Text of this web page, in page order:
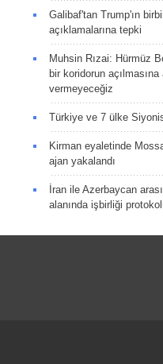
Galibaf'tan Trump'ın
açıklamalarına tepki
Muhsin Rızai: Hürmüz
bir koridorun
vermeyeceğiz
Türkiye ve 7 ülke
Kirman eyaletinde
ajan yakalandı
İran ile Azerbaycan
alanında işbirliği